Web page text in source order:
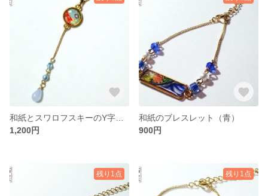
1,200円
和紙のブレスレット（青）
900円
残り1点 残り1点